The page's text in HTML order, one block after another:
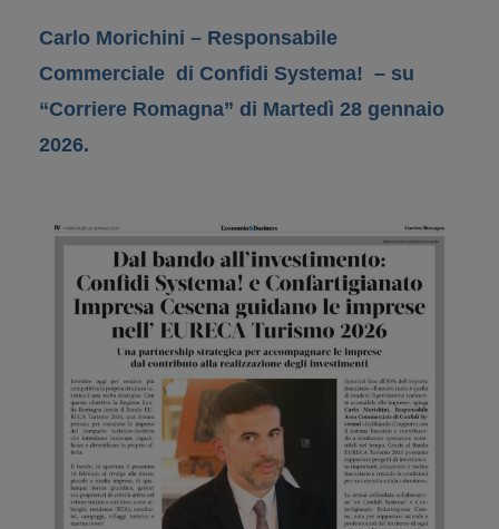
Carlo Morichini – Responsabile
Commerciale di Confidi Systema! – su
“Corriere Romagna” di Martedì 28 gennaio
2026.